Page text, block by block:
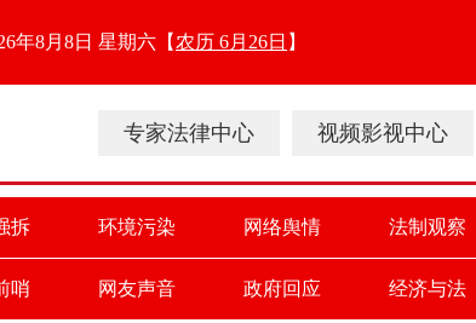
年8月8日 星期六 【农历 6月26日 】
专家法律中心 视频影视中心
拆 环境污染 网络舆情 法制观察
哨 网友声音 政府回应 经济与法